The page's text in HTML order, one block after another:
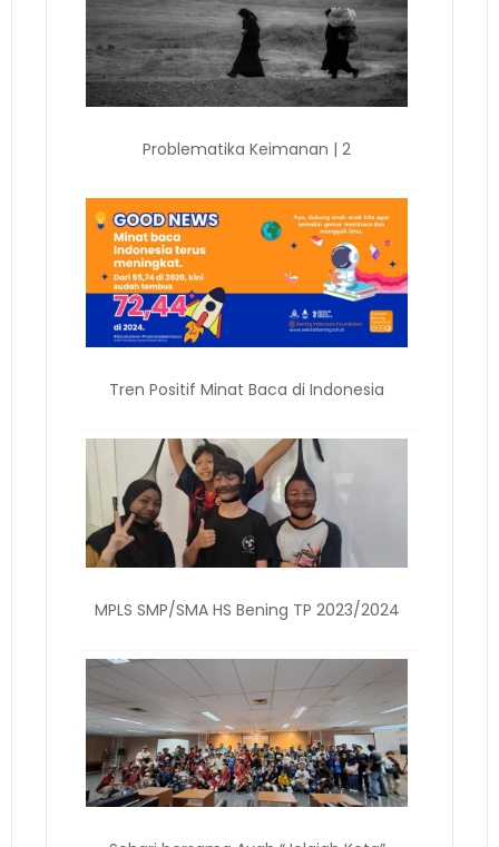
Problematika Keimanan | 2
Tren Positif Minat Baca di Indonesia
MPLS SMP/SMA HS Bening TP 2023/2024